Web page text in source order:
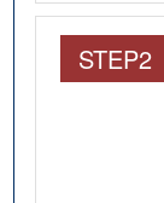
STEP2